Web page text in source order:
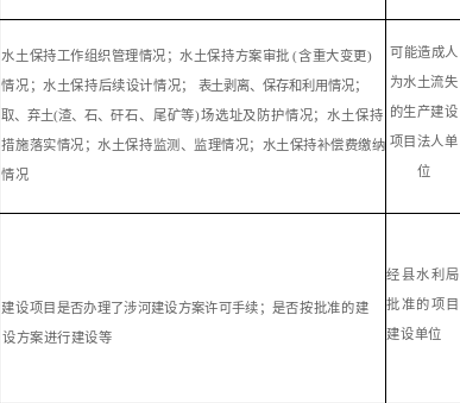
水土保持工作组织管理情况；水土保持方案审批 (含重大变更)
情况；水土保持后续设计情况； 表土剥离、保存和利用情况；
取、弃土(渣、石、矸石、尾矿等)场选址及防护情况；水土保持
措施落实情况；水土保持监测、监理情况；水土保持补偿费缴纳
情况
可能造成人
为水土流失
的生产建设
项目 法人单
位
建设项目是否办理了涉河建设方案许可手续；是否按批准的建
设方案进行建设等
经县水利 局
批准的项目
建设单位